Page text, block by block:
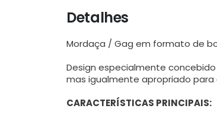
Detalhes
Mordaça / Gag em formato de
Design especialmente
mas igualmente apropriado para
CARACTERÍSTICAS PRINCIPAIS: